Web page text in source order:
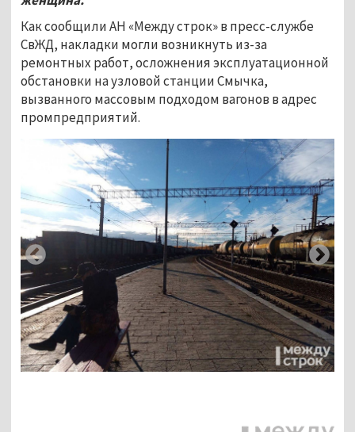
Как сообщили АН «Между строк» в пресс-службе
СвЖД, накладки могли возникнуть из-за
ремонтных работ, осложнения эксплуатационной
обстановки на узловой станции Смычка,
вызванного массовым подходом вагонов в адрес
промпредприятий.